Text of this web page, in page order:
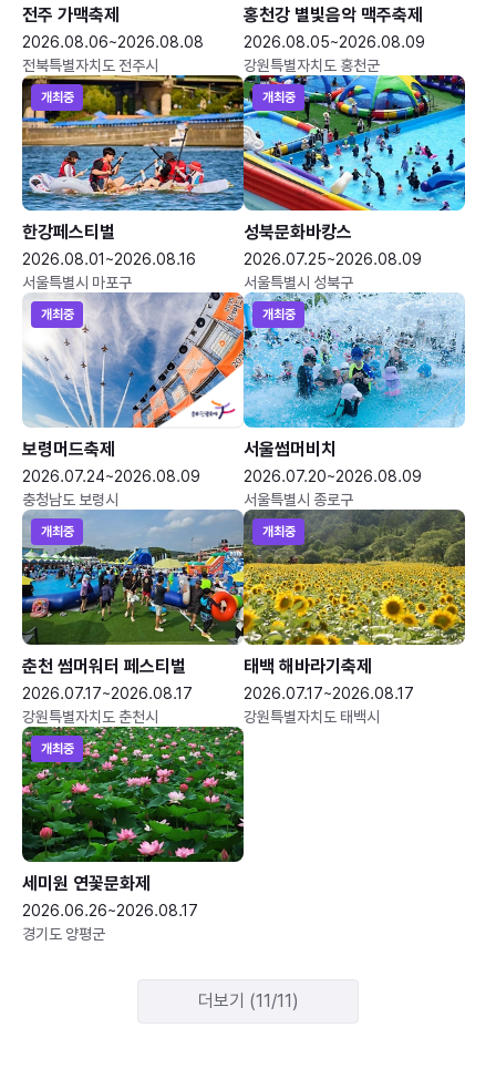
전주 가맥축제
2026.08.06~2026.08.08
전북특별자치도 전주시
홍천강 별빛음악 맥주축제
2026.08.05~2026.08.09
강원특별자치도 홍천군
개최중
한강페스티벌
2026.08.01~2026.08.16
서울특별시 마포구
개최중
성북문화바캉스
2026.07.25~2026.08.09
서울특별시 성북구
개최중
보령머드축제
2026.07.24~2026.08.09
충청남도 보령시
개최중
서울썸머비치
2026.07.20~2026.08.09
서울특별시 종로구
개최중
춘천 썸머워터 페스티벌
2026.07.17~2026.08.17
강원특별자치도 춘천시
개최중
태백 해바라기축제
2026.07.17~2026.08.17
강원특별자치도 태백시
개최중
세미원 연꽃문화제
2026.06.26~2026.08.17
경기도 양평군
더보기 (11/11)